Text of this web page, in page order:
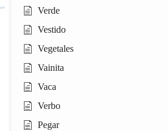
Verde
Vestido
Vegetales
Vainita
Vaca
Verbo
Pegar